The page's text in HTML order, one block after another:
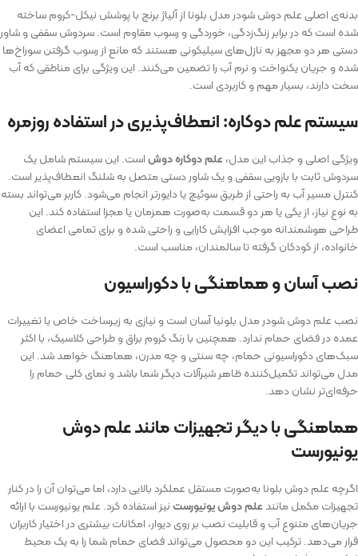
بدنه‌ی اصلی علم دوش شودر مدل بلونا از آلیاژ برنج با پوشش نیکل-کروم ساخته
شده است که در برابر زنگ‌زدگی، خوردگی و رسوب مقاوم است. سردوش سقفی و شاور
دستی هر دو مجهز به نازل‌های سیلیکونی هستند که مانع از رسوب گرفتن سوراخ‌ها
شده و جریان یکنواخت و نرم آب را تضمین می‌کنند. این ویژگی برای مناطقی که آب
سخت دارند، بسیار مهم و کاربردی است.
سیستم علم دوکاره: انعطاف‌پذیری در استفاده روزمره
ویژگی اصلی و جذاب این مدل، علم دوکاره دوشاست. این سیستم شامل یک
سردوش ثابت با بازویی سقفی و یک شاور دستی متصل به شلنگ انعطاف‌پذیر است.
کنترل مسیر آب به راحتی از طریق سوئیچ یا دایورتر انجام می‌شود. کاربر می‌تواند بسته
به نوع نیاز، از یکی یا هر دو قسمت به‌صورت همزمان یا مجزا استفاده کند. این
طراحی هوشمندانه موجب افزایش کارایی و راحتی شده و برای تمامی اعضای
خانواده، از کودکان گرفته تا سالمندان، مناسب است.
نصب آسان و هماهنگی با دکوراسیون
نصب علم دوش شودر مدل بلونیا آسان است و نیازی به زیرساخت خاص یا تغییرات
عمده در فضای حمام ندارد. همچنین با رنگ کروم براق و طراحی کلاسیک، با اکثر
سبک‌های دکوراسیونی حمام، چه سنتی و چه مدرن، هماهنگ خواهد شد. این
مدل می‌تواند تکمیل‌کننده ظاهر شیرآلات دیگر شما باشد و نمای کلی حمام را
حرفه‌ای‌تر نشان دهد.
هماهنگی با دیگر تجهیزات مانند علم دوش
یونیورست
اگرچه علم دوش بلونا به‌صورت مستقل عملکرد بالایی دارد، اما می‌توان آن را در کنار
تجهیزات مکمل مانند علم دوش یونیورستنیز استفاده کرد. علم یونیورست با ارائه
جریان‌های متنوع آب و قابلیت نصب بر روی دیوار، امکانات بیشتری در اختیار کاربران
قرار می‌دهد. ترکیب این دو محصول می‌تواند فضای حمام شما را به یک محیط